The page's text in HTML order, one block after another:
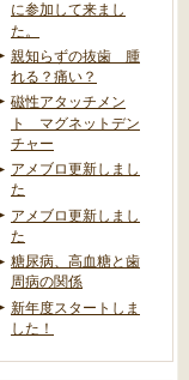
に参加して来まし
た。
親知らずの抜歯 腫
れる？痛い？
磁性アタッチメン
ト マグネットデン
チャー
アメブロ更新しまし
た
アメブロ更新しまし
た
糖尿病、高血糖と歯
周病の関係
新年度スタートしま
した！